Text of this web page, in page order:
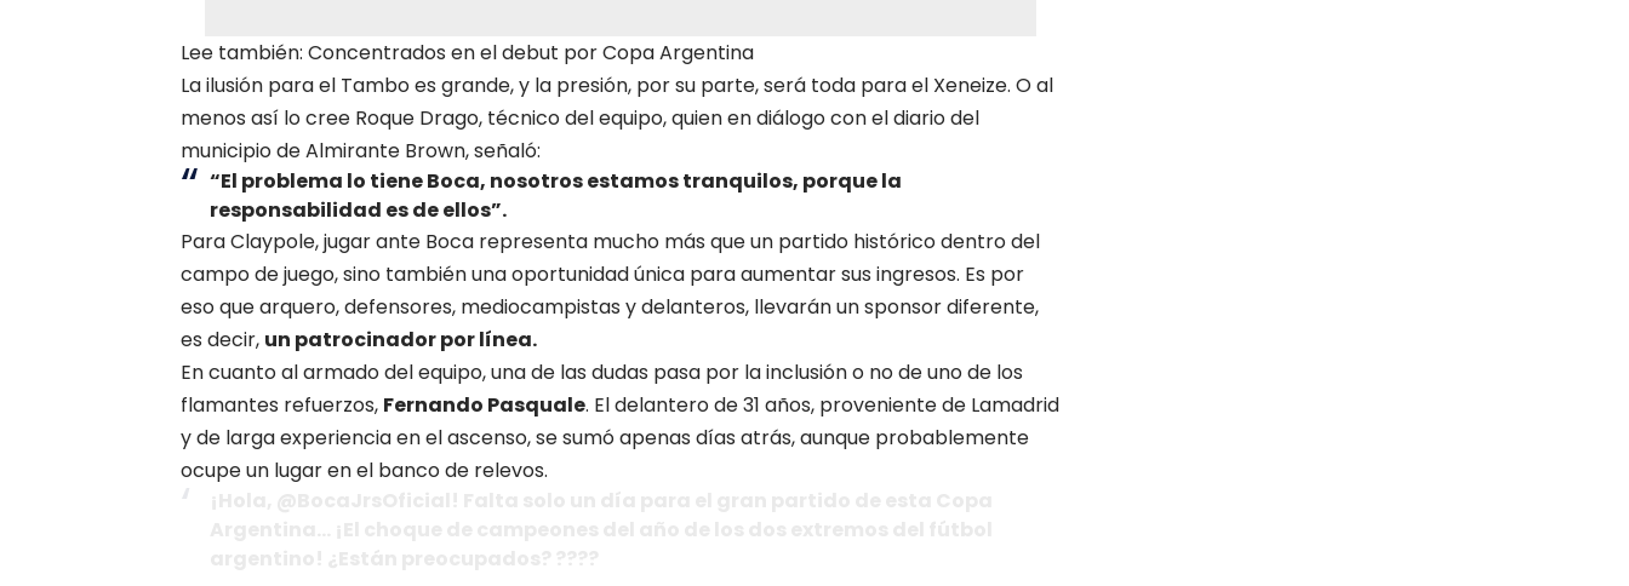
Lee también: Concentrados en el debut por Copa Argentina
La ilusión para el Tambo es grande, y la presión, por su parte, será toda para el Xeneize. O al
menos así lo cree Roque Drago, técnico del equipo, quien en diálogo con el diario del
municipio de Almirante Brown, señaló:
“El problema lo tiene Boca, nosotros estamos tranquilos, porque la
responsabilidad es de ellos”.
Para Claypole, jugar ante Boca representa mucho más que un partido histórico dentro del
campo de juego, sino también una oportunidad única para aumentar sus ingresos. Es por
eso que arquero, defensores, mediocampistas y delanteros, llevarán un sponsor diferente,
es decir, un patrocinador por línea.
En cuanto al armado del equipo, una de las dudas pasa por la inclusión o no de uno de los
flamantes refuerzos, Fernando Pasquale. El delantero de 31 años, proveniente de Lamadrid
y de larga experiencia en el ascenso, se sumó apenas días atrás, aunque probablemente
ocupe un lugar en el banco de relevos.